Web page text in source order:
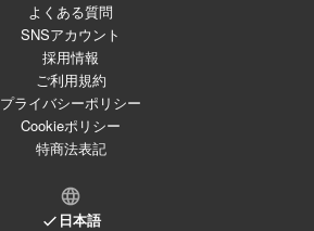
よくある質問
SNSアカウント
採用情報
ご利用規約
プライバシーポリシー
Cookieポリシー
特商法表記
日本語